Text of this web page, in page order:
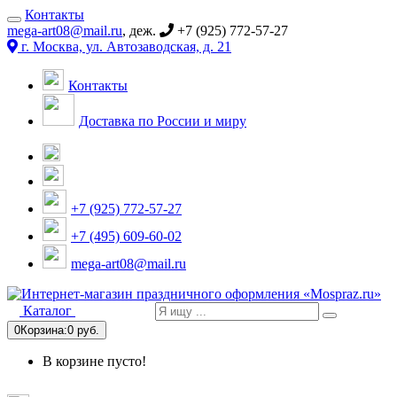
Контакты
mega-art08@mail.ru, деж.
+7 (925) 772-57-27
г. Москва, ул. Автозаводская, д. 21
Контакты
Доставка по России и миру
+7 (925) 772-57-27
+7 (495) 609-60-02
mega-art08@mail.ru
Каталог
0Корзина:0 руб.
В корзине пусто!